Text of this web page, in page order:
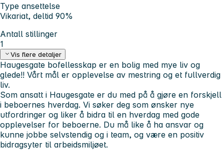
Type ansettelse
Vikariat, deltid 90%
Antall stillinger
1
Vis flere detaljer
Haugesgate bofellesskap er en bolig med mye liv og
glede!! Vårt mål er opplevelse av mestring og et fullverdig
liv.
Som ansatt i Haugesgate er du med på å gjøre en forskjell
i beboernes hverdag. Vi søker deg som ønsker nye
utfordringer og liker å bidra til en hverdag med gode
opplevelser for beboerne. Du må like å ha ansvar og
kunne jobbe selvstendig og i team, og være en positiv
bidragsyter til arbeidsmiljøet.